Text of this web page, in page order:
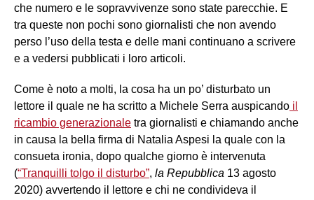
che numero e le sopravvivenze sono state parecchie. E
tra queste non pochi sono giornalisti che non avendo
perso l’uso della testa e delle mani continuano a scrivere
e a vedersi pubblicati i loro articoli.
Come è noto a molti, la cosa ha un po’ disturbato un
lettore il quale ne ha scritto a Michele Serra auspicando il
ricambio generazionale tra giornalisti e chiamando anche
in causa la bella firma di Natalia Aspesi la quale con la
consueta ironia, dopo qualche giorno è intervenuta
(“Tranquilli tolgo il disturbo”, la Repubblica 13 agosto
2020) avvertendo il lettore e chi ne condivideva il